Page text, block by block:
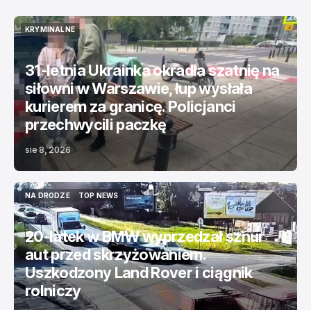
KRYMINALNE
KRYMINALNE
31-letnia Ukrainka okradła szatnię na
siłowni w Warszawie, łup wysłała
kurierem za granicę. Policjanci
przechwycili paczkę
sie 8, 2026
NA DRODZE
NA DRODZE
TOP NEWS
TOP NEWS
20-latek w BMW wyprzedzał sznur
aut przed skrzyżowaniem.
Uszkodzony Land Rover i ciągnik
rolniczy